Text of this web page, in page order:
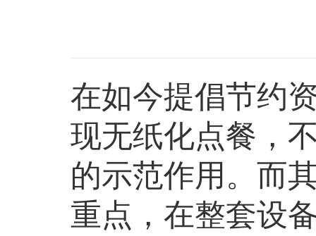
在如今提倡节约
现无纸化点餐，
的示范作用。而
重点，在整套设